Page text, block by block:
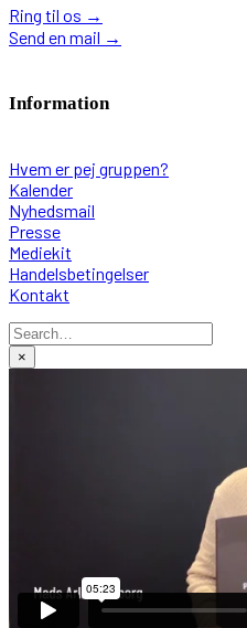
Ring til os →
Send en mail →
Information
Hvem er pej gruppen?
Kalender
Nyhedsmail
Presse
Mediekit
Handelsbetingelser
Kontakt
×